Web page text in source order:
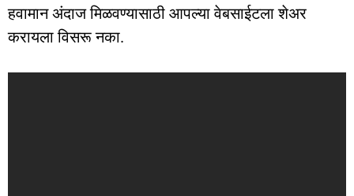
हवामान अंदाज मिळवण्यासाठी आपल्या वेबसाईटला शेअर
करायला विसरू नका.